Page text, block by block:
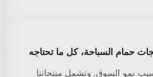
حمام السباحة، كل ما تحتاجه
نمو السوق. وتشمل منتجاتنا